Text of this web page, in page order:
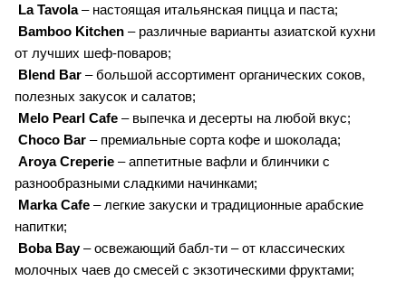
La Tavola– настоящая итальянская пицца и паста;
Bamboo Kitchen – различные варианты азиатской кухни
от лучших шеф-поваров;
Blend Bar – большой ассортимент органических соков,
полезных закусок и салатов;
Melo Pearl Cafe – выпечка и десерты на любой вкус;
Choco Bar – премиальные сорта кофе и шоколада;
Aroya Creperie – аппетитные вафли и блинчики с
разнообразными сладкими начинками;
Marka Cafe – легкие закуски и традиционные арабские
напитки;
Boba Bay– освежающий бабл-ти – от классических
молочных чаев до смесей с экзотическими фруктами;